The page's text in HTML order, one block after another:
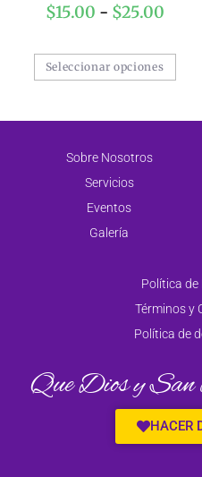
$15.00 - $25.00
Seleccionar opciones
Sobre Nosotros
Servicios
Eventos
Galería
Política de
Términos y
Política de
Que Dios y San
HACER